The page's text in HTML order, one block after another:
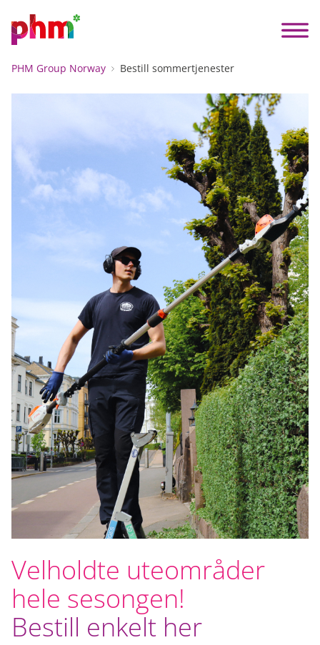
PHM Group Norway Bestill sommertjenester
Velholdte uteområder
hele sesongen!
Bestill enkelt her